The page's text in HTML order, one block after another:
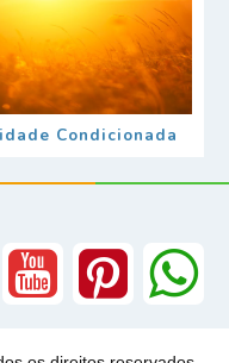
Condicionada